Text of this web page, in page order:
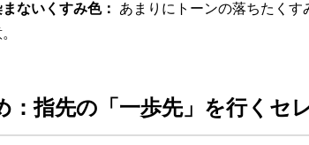
ないくすみ色：
あまりにトーンの落ちたく
：指先の「一歩先」を行くセ